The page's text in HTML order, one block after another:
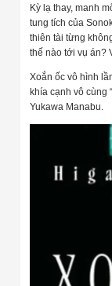
Kỳ lạ thay, manh
tung tích của
thiên tài từng
thế nào tới vụ án?
Xoắn ốc vô hình
khía cạnh vô cùng
Yukawa Manabu.